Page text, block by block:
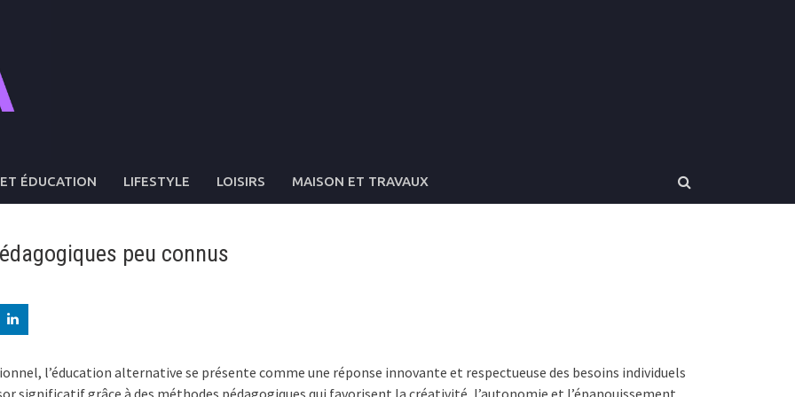
ÉDUCATION LIFESTYLE LOISIRS MAISON ET TRAVAUX
peu connus
l’éducation alternative se présente comme une réponse innovante et respectueuse des besoins individuels
significatif grâce à des méthodes pédagogiques qui favorisent la créativité, l’autonomie et l’épanouissement